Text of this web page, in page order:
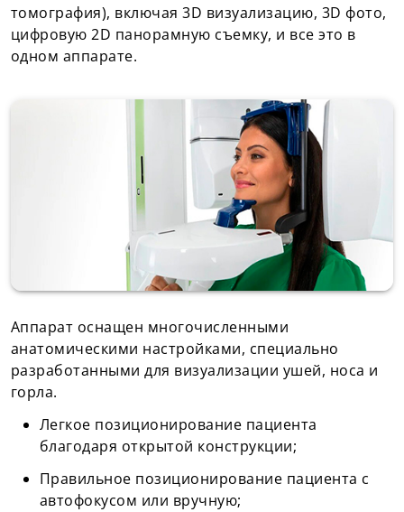
томография), включая 3D визуализацию, 3D фото,
цифровую 2D панорамную съемку, и все это в
одном аппарате.
Аппарат оснащен многочисленными
анатомическими настройками, специально
разработанными для визуализации ушей, носа и
горла.
Легкое позиционирование пациента
благодаря открытой конструкции;
Правильное позиционирование пациента с
автофокусом или вручную;